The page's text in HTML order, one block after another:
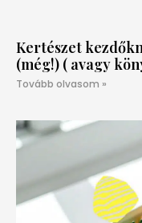
Kertészet
(még!) ( avagy
Tovább olvasom »